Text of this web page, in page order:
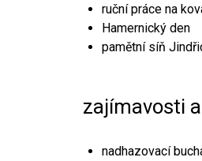
ruční práce na
Hamernický den
pamětní síň
zajímavosti
nadhazovací